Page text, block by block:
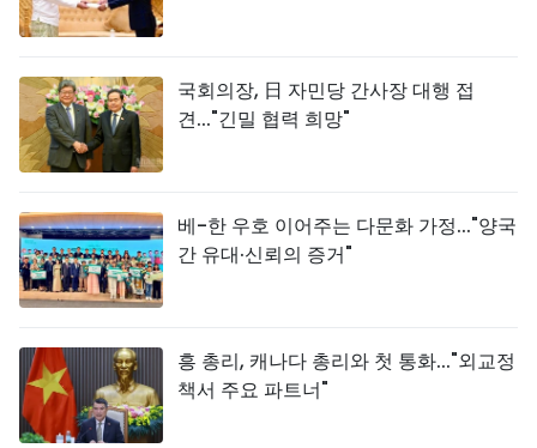
국회의장, 日 자민당 간사장 대행 접
견..."긴밀 협력 희망"
베-한 우호 이어주는 다문화 가정..."양국
간 유대·신뢰의 증거"
흥 총리, 캐나다 총리와 첫 통화..."외교정
책서 주요 파트너"